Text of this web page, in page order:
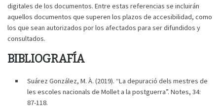
digitales de los documentos. Entre estas referencias se incluirán
aquellos documentos que superen los plazos de accesibilidad, como
los que sean autorizados por los afectados para ser difundidos y
consultados.
BIBLIOGRAFÍA
Suárez González, M. À. (2019). “La depuració dels mestres de
les escoles nacionals de Mollet a la postguerra”. Notes, 34:
87-118.
Suscribirse Compartir